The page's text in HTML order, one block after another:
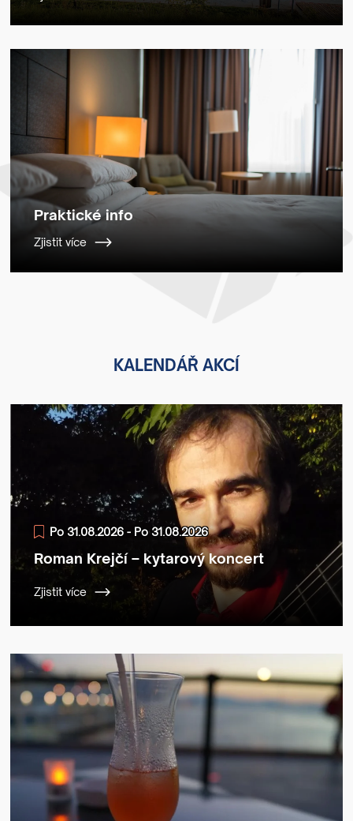
Praktické info
Zjistit více
KALENDÁŘ AKCÍ
Po 31.08.2026 - Po 31.08.2026
Roman Krejčí – kytarový koncert
Zjistit více